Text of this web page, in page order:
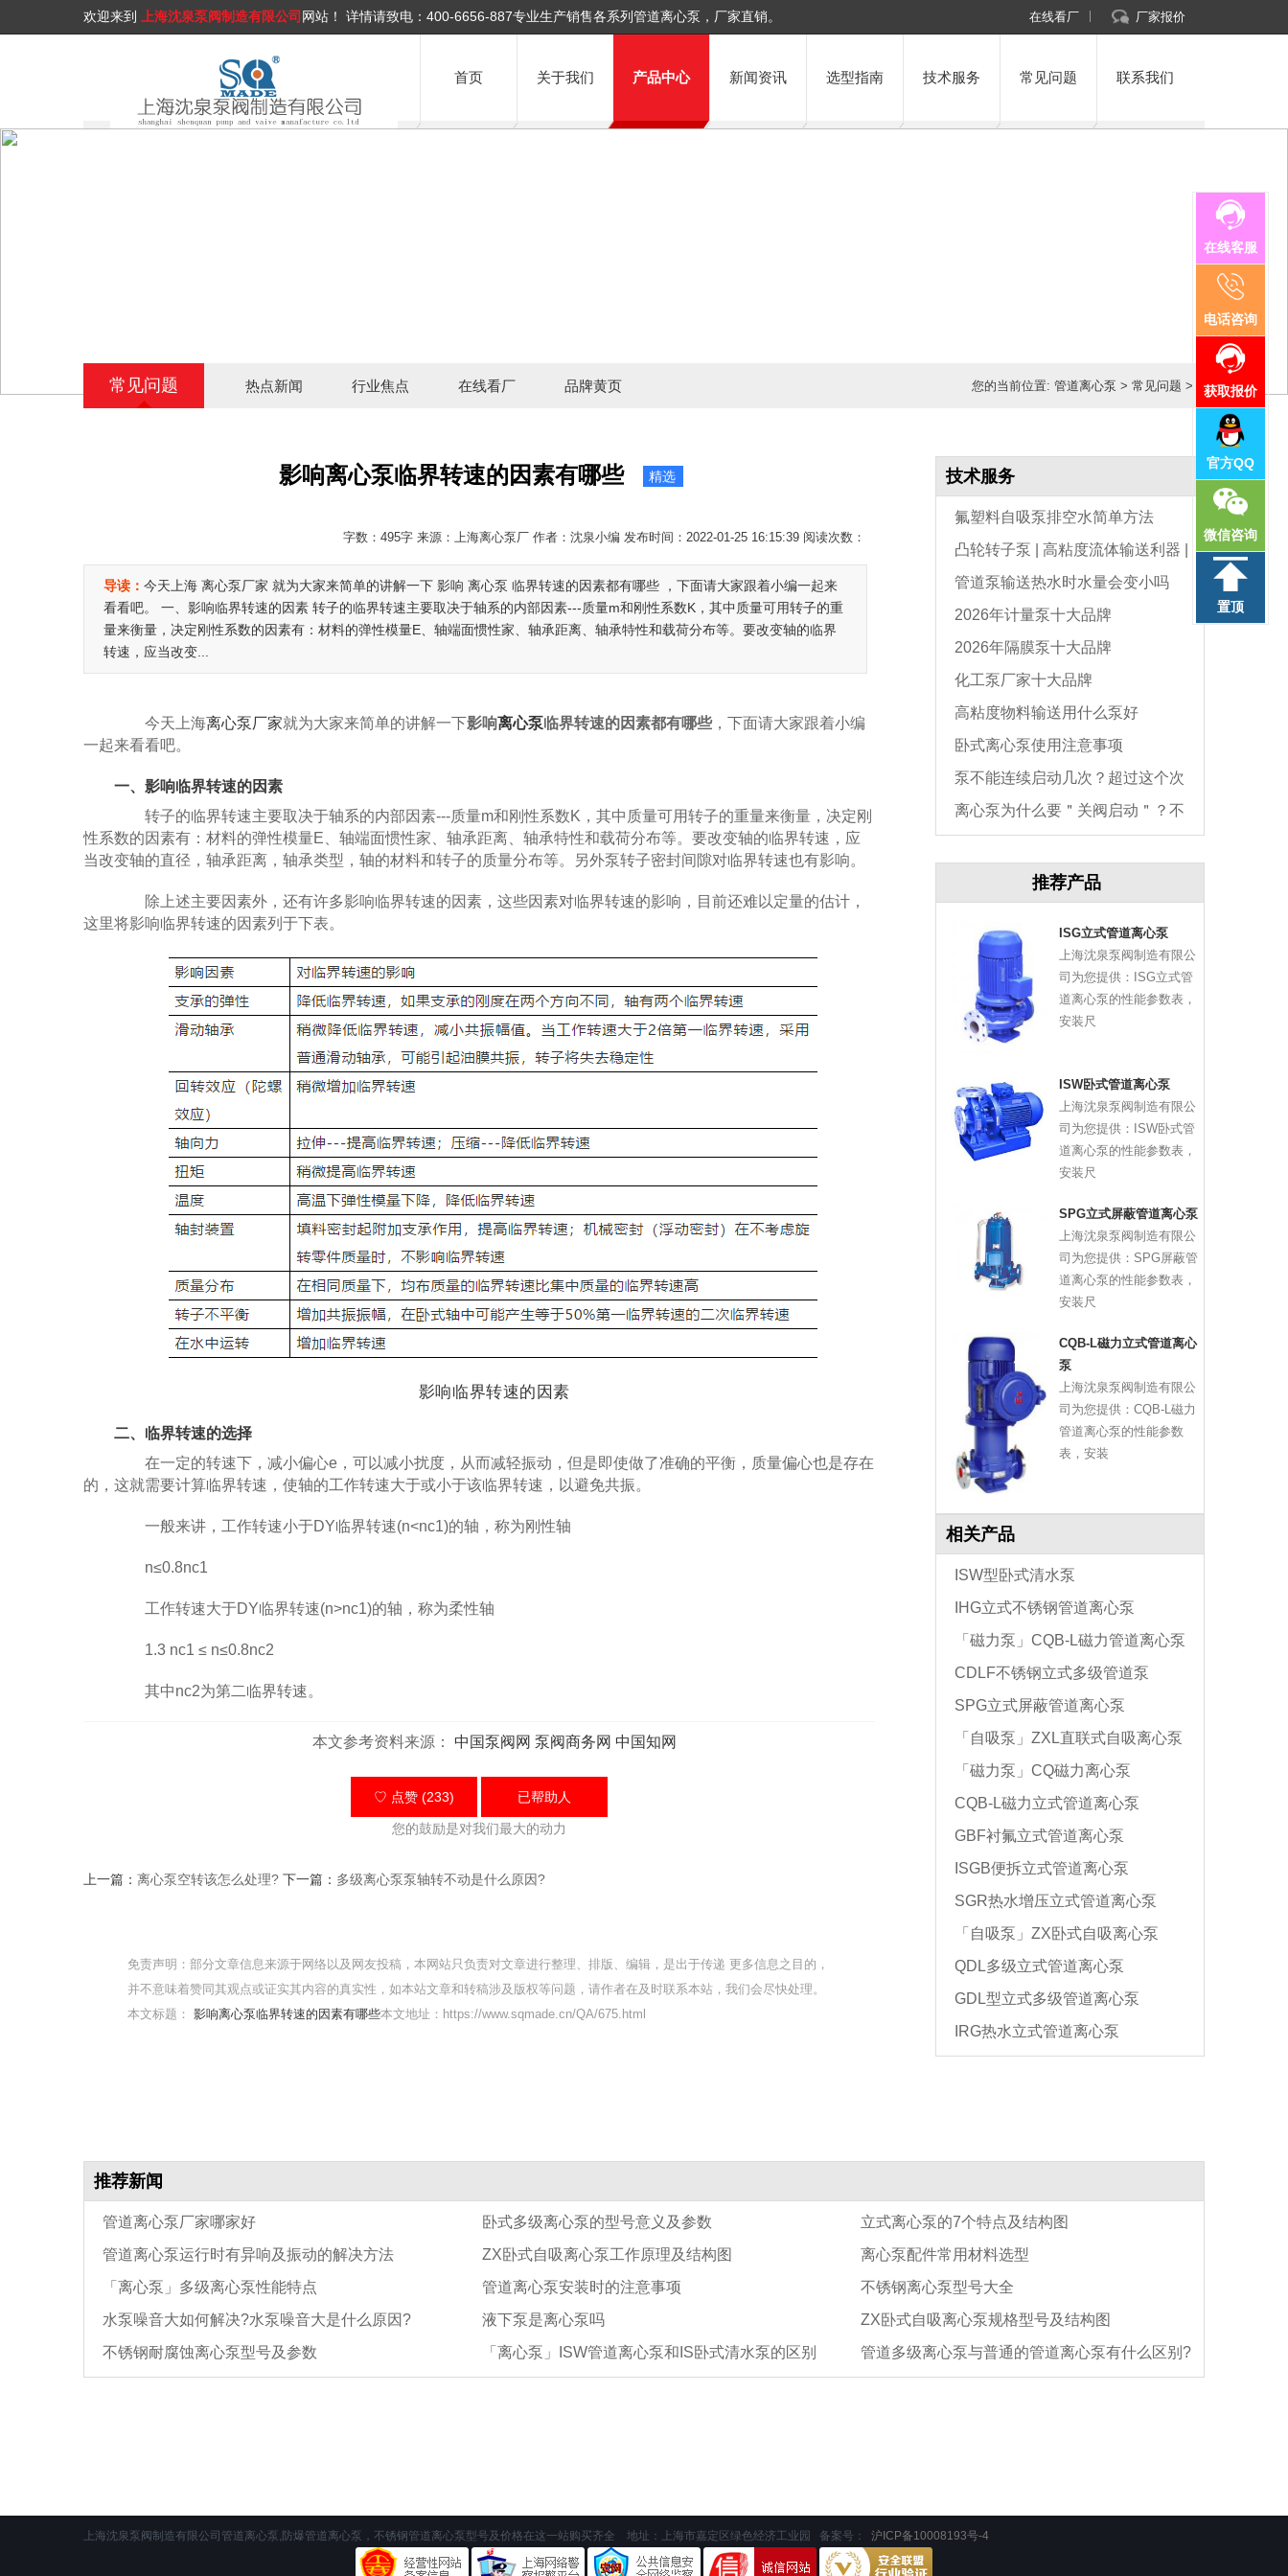
欢迎来到 上海沈泉泵阀制造有限公司 网站！ 详情请致电： 400-6656-887专业生产销售各系列管道离心泵，厂家直销。 在线看厂 厂家报价
首页 关于我们 产品中心 新闻资讯 选型指南 技术服务 常见问题 联系我们
在线客服
电话咨询
获取报价
官方QQ
微信咨询
置顶
常见问题 热点新闻 行业焦点 在线看厂 品牌黄页 您的当前位置:管道离心泵 >常见问题 >
影响离心泵临界转速的因素有哪些 精选
字数：495字 来源：上海离心泵厂 作者：沈泉小编 发布时间：2022-01-25 16:15:39 阅读次数：
导读： 今天上海 离心泵厂家 就为大家来简单的讲解一下 影响 离心泵 临界转速的因素都有哪些 ，下面请大家跟着小编一起来
看看吧。 一、影响临界转速的因素 转子的临界转速主要取决于轴系的内部因素---质量m和刚性系数K，其中质量可用转子的重
量来衡量，决定刚性系数的因素有：材料的弹性模量E、轴端面惯性家、轴承距离、轴承特性和载荷分布等。要改变轴的临界
转速，应当改变...
今天上海离心泵厂家就为大家来简单的讲解一下影响离心泵临界转速的因素都有哪些，下面请大家跟着小编
一起来看看吧。
一、影响临界转速的因素
转子的临界转速主要取决于轴系的内部因素---质量m和刚性系数K，其中质量可用转子的重量来衡量，决定刚
性系数的因素有：材料的弹性模量E、轴端面惯性家、轴承距离、轴承特性和载荷分布等。要改变轴的临界转速，应
当改变轴的直径，轴承距离，轴承类型，轴的材料和转子的质量分布等。另外泵转子密封间隙对临界转速也有影响。
除上述主要因素外，还有许多影响临界转速的因素，这些因素对临界转速的影响，目前还难以定量的估计，
这里将影响临界转速的因素列于下表。
影响临界转速的因素
二、临界转速的选择
在一定的转速下，减小偏心e，可以减小扰度，从而减轻振动，但是即使做了准确的平衡，质量偏心也是存在
的，这就需要计算临界转速，使轴的工作转速大于或小于该临界转速，以避免共振。
一般来讲，工作转速小于DY临界转速(n<nc1)的轴，称为刚性轴
n≤0.8nc1
工作转速大于DY临界转速(n>nc1)的轴，称为柔性轴
1.3 nc1 ≤ n≤0.8nc2
其中nc2为第二临界转速。
本文参考资料来源： 中国泵阀网 泵阀商务网 中国知网
♡ 点赞 (233) 已帮助人
您的鼓励是对我们最大的动力
上一篇： 离心泵空转该怎么处理? 下一篇： 多级离心泵泵轴转不动是什么原因?
免责声明：部分文章信息来源于网络以及网友投稿，本网站只负责对文章进行整理、排版、编辑，是出于传递 更多信息之目的，
并不意味着赞同其观点或证实其内容的真实性，如本站文章和转稿涉及版权等问题，请作者在及时联系本站，我们会尽快处理。
本文标题： 影响离心泵临界转速的因素有哪些本文地址：https://www.sqmade.cn/QA/675.html
技术服务
氟塑料自吸泵排空水简单方法
凸轮转子泵 | 高粘度流体输送利器 |
选型与维护全指南
管道泵输送热水时水量会变小吗
2026年计量泵十大品牌
2026年隔膜泵十大品牌
化工泵厂家十大品牌
高粘度物料输送用什么泵好
卧式离心泵使用注意事项
泵不能连续启动几次？超过这个次
数，电机必坏
离心泵为什么要＂关阀启动＂？不
推荐产品
ISG立式管道离心泵
上海沈泉泵阀制造有限公
司为您提供：ISG立式管
道离心泵的性能参数表，
安装尺
ISW卧式管道离心泵
上海沈泉泵阀制造有限公
司为您提供：ISW卧式管
道离心泵的性能参数表，
安装尺
SPG立式屏蔽管道离心泵
上海沈泉泵阀制造有限公
司为您提供：SPG屏蔽管
道离心泵的性能参数表，
安装尺
CQB-L磁力立式管道离心
泵
上海沈泉泵阀制造有限公
司为您提供：CQB-L磁力
管道离心泵的性能参数
表，安装
相关产品
ISW型卧式清水泵
IHG立式不锈钢管道离心泵
「磁力泵」CQB-L磁力管道离心泵
CDLF不锈钢立式多级管道泵
SPG立式屏蔽管道离心泵
「自吸泵」ZXL直联式自吸离心泵
「磁力泵」CQ磁力离心泵
CQB-L磁力立式管道离心泵
GBF衬氟立式管道离心泵
ISGB便拆立式管道离心泵
SGR热水增压立式管道离心泵
「自吸泵」ZX卧式自吸离心泵
QDL多级立式管道离心泵
GDL型立式多级管道离心泵
IRG热水立式管道离心泵
推荐新闻
管道离心泵厂家哪家好 卧式多级离心泵的型号意义及参数
立式离心泵的7个特点及结构图
管道离心泵运行时有异响及振动的解决方法
ZX卧式自吸离心泵工作原理及结构图
离心泵配件常用材料选型
「离心泵」多级离心泵性能特点
管道离心泵安装时的注意事项
不锈钢离心泵型号大全
水泵噪音大如何解决?水泵噪音大是什么原因?
液下泵是离心泵吗
ZX卧式自吸离心泵规格型号及结构图
不锈钢耐腐蚀离心泵型号及参数
「离心泵」ISW管道离心泵和IS卧式清水泵的区别 管道多级离心泵与普通的管道离心泵有什么区别?
上海沈泉泵阀制造有限公司管道离心泵,防爆管道离心泵，不锈钢管道离心泵型号及价格在这一站购买齐全 地址：上海市嘉定区绿色经济工业园 备案号： 沪ICP备10008193号-4